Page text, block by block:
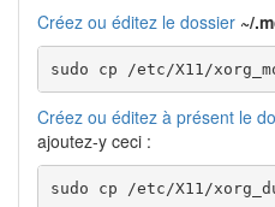
Créez ou éditez le dossier ~/
sudo cp /etc/X11/
Créez ou éditez à présent le
ajoutez-y ceci :
sudo cp /etc/X11/